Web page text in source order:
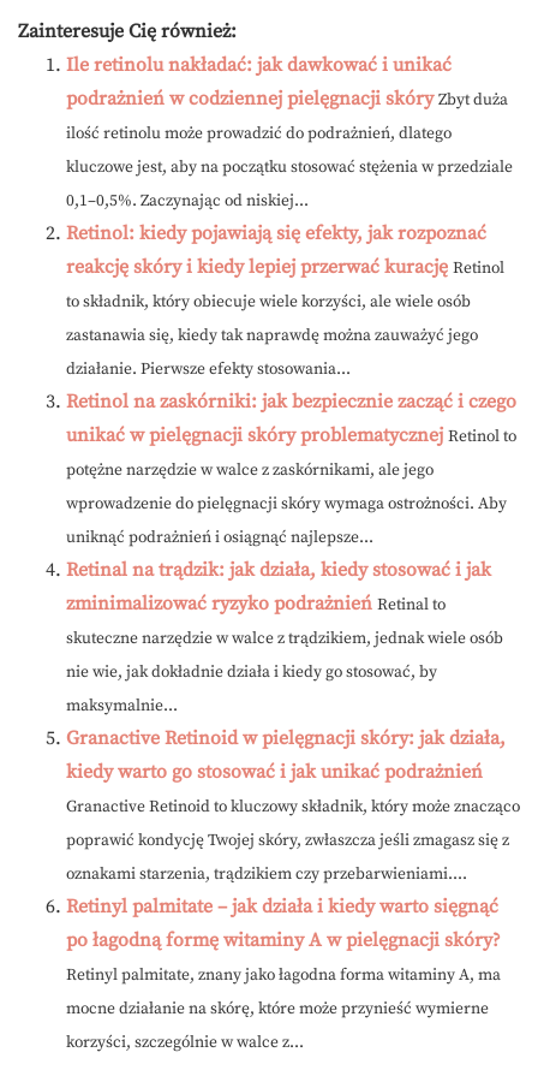
Zainteresuje Cię również:
Ile retinolu nakładać: jak dawkować i unikać
podrażnień w codziennej pielęgnacji skóry Zbyt duża
ilość retinolu może prowadzić do podrażnień, dlatego
kluczowe jest, aby na początku stosować stężenia w przedziale
0,1–0,5%. Zaczynając od niskiej...
Retinol: kiedy pojawiają się efekty, jak rozpoznać
reakcję skóry i kiedy lepiej przerwać kurację Retinol
to składnik, który obiecuje wiele korzyści, ale wiele osób
zastanawia się, kiedy tak naprawdę można zauważyć jego
działanie. Pierwsze efekty stosowania...
Retinol na zaskórniki: jak bezpiecznie zacząć i czego
unikać w pielęgnacji skóry problematycznej Retinol to
potężne narzędzie w walce z zaskórnikami, ale jego
wprowadzenie do pielęgnacji skóry wymaga ostrożności. Aby
uniknąć podrażnień i osiągnąć najlepsze...
Retinal na trądzik: jak działa, kiedy stosować i jak
zminimalizować ryzyko podrażnień Retinal to
skuteczne narzędzie w walce z trądzikiem, jednak wiele osób
nie wie, jak dokładnie działa i kiedy go stosować, by
maksymalnie...
Granactive Retinoid w pielęgnacji skóry: jak działa,
kiedy warto go stosować i jak unikać podrażnień
Granactive Retinoid to kluczowy składnik, który może znacząco
poprawić kondycję Twojej skóry, zwłaszcza jeśli zmagasz się z
oznakami starzenia, trądzikiem czy przebarwieniami....
Retinyl palmitate – jak działa i kiedy warto sięgnąć
po łagodną formę witaminy A w pielęgnacji skóry?
Retinyl palmitate, znany jako łagodna forma witaminy A, ma
mocne działanie na skórę, które może przynieść wymierne
korzyści, szczególnie w walce z...